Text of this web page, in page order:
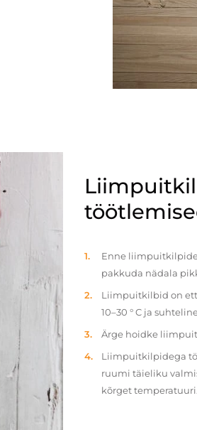
Enne
pakkuda nädala
Liimpuitkilbid on
10–30 ° C ja
Ärge hoidke
Liimpuitkilpidega
ruumi täieliku
kõrget temperatuuri.